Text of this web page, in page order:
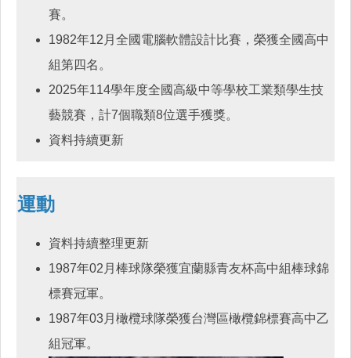
賽。
1982年12月全國電腦軟體設計比賽，榮獲全國高中
組第四名。
2025年114學年度全國高級中等學校工業類學生技
藝競賽，計7個職類8位選手獲獎。
資料持續更新
運動
資料持續整理更新
1987年02月棒球隊榮獲宜蘭縣青友杯高中組棒球錦
標賽冠軍。
1987年03月橄欖球隊榮獲台灣區橄欖錦標賽高中乙
組冠軍。